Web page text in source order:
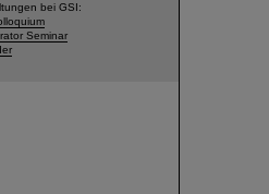
bei GSI:
Seminar